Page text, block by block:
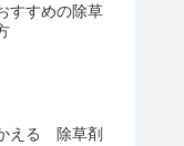
すすめの除草
える 除草剤